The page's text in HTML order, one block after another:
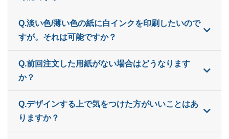
Q.淡い色/薄い色の紙に白インクを印刷したいので
すが。それは可能ですか？
Q.前回注文した用紙がない場合はどうなります
か？
Q.デザインする上で気をつけた方がいいことはあ
りますか？